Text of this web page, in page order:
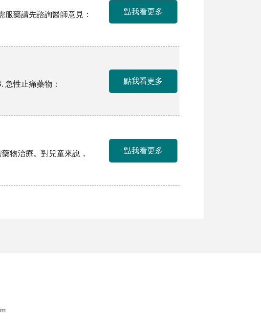
藥請先諮詢醫師意見：
點我看更多
急性止痛藥物：
點我看更多
物治療。對兒童來說，
點我看更多